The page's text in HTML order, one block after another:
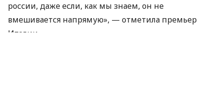
россии, даже если, как мы знаем, он не
вмешивается напрямую», — отметила премьер
Италии.